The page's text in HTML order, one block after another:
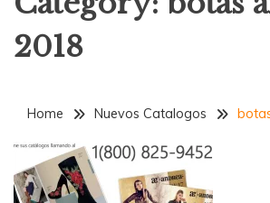
2018
Home Nuevos Catalogos